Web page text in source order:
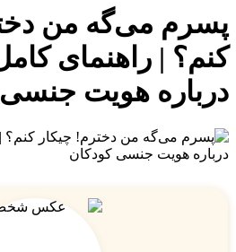
پسرم می‌گه من
کنم؟ | راهنمای
درباره هویت